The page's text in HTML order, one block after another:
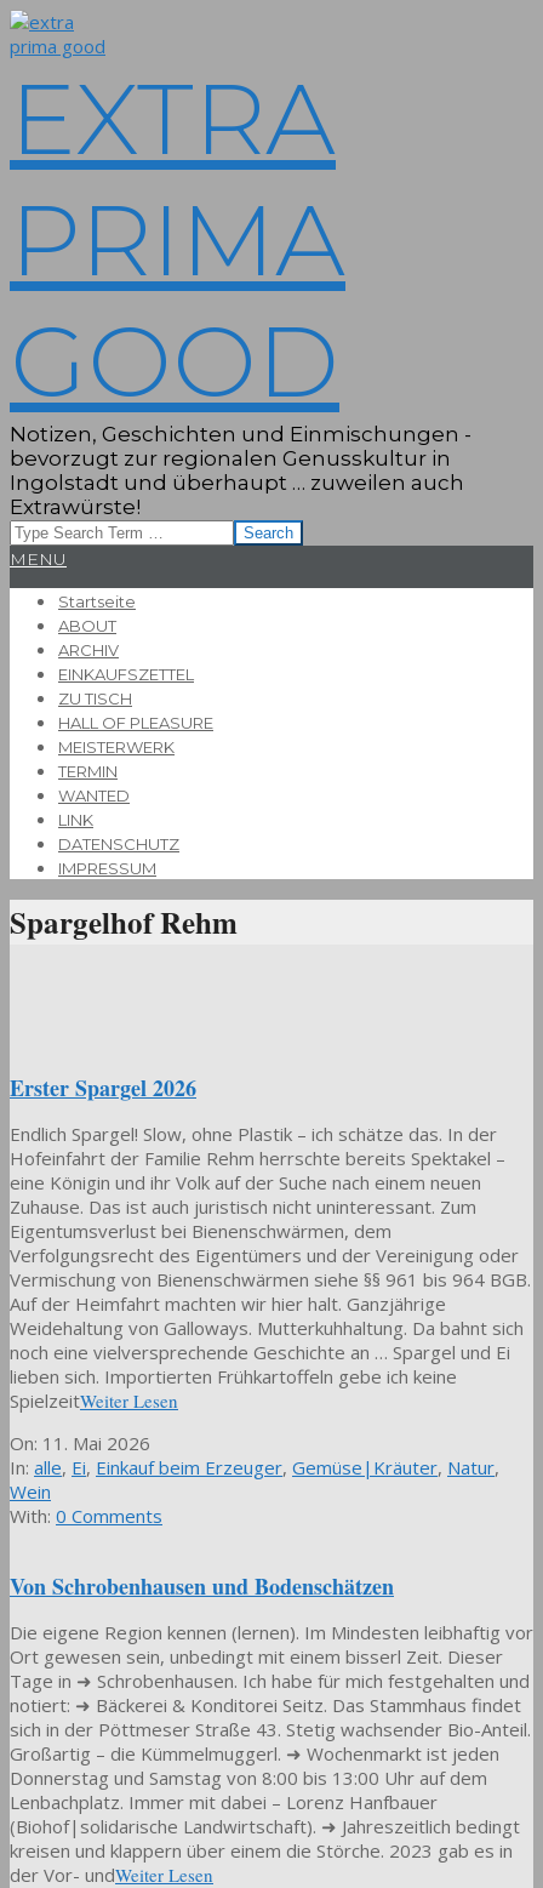
Skip
to
EXTRA
PRIMA
GOOD
Notizen, Geschichten und Einmischungen -
bevorzugt zur regionalen Genusskultur in
Ingolstadt und überhaupt … zuweilen auch
Extrawürste!
Search
Primary
Menu
MENU
Startseite
ABOUT
ARCHIV
EINKAUFSZETTEL
ZU TISCH
HALL OF PLEASURE
MEISTERWERK
TERMIN
WANTED
LINK
DATENSCHUTZ
IMPRESSUM
Spargelhof Rehm
Erster Spargel 2026
Endlich Spargel! Slow, ohne Plastik – ich schätze das. In der
Hofeinfahrt der Familie Rehm herrschte bereits Spektakel –
eine Königin und ihr Volk auf der Suche nach einem neuen
Zuhause. Das ist auch juristisch nicht uninteressant. Zum
Eigentumsverlust bei Bienenschwärmen, dem
Verfolgungsrecht des Eigentümers und der Vereinigung oder
Vermischung von Bienenschwärmen siehe §§ 961 bis 964 BGB.
Auf der Heimfahrt machten wir hier halt. Ganzjährige
Weidehaltung von Galloways. Mutterkuhhaltung. Da bahnt sich
noch eine vielversprechende Geschichte an … Spargel und Ei
lieben sich. Importierten Frühkartoffeln gebe ich keine
SpielzeitWeiter Lesen
2026-
05-
11
On: 11. Mai 2026
In: alle, Ei, Einkauf beim Erzeuger, Gemüse|Kräuter, Natur,
Wein
With: 0 Comments
Von Schrobenhausen und Bodenschätzen
Die eigene Region kennen (lernen). Im Mindesten leibhaftig vor
Ort gewesen sein, unbedingt mit einem bisserl Zeit. Dieser
Tage in ➜ Schrobenhausen. Ich habe für mich festgehalten und
notiert: ➜ Bäckerei & Konditorei Seitz. Das Stammhaus findet
sich in der Pöttmeser Straße 43. Stetig wachsender Bio-Anteil.
Großartig – die Kümmelmuggerl. ➜ Wochenmarkt ist jeden
Donnerstag und Samstag von 8:00 bis 13:00 Uhr auf dem
Lenbachplatz. Immer mit dabei – Lorenz Hanfbauer
(Biohof|solidarische Landwirtschaft). ➜ Jahreszeitlich bedingt
kreisen und klappern über einem die Störche. 2023 gab es in
der Vor- undWeiter Lesen